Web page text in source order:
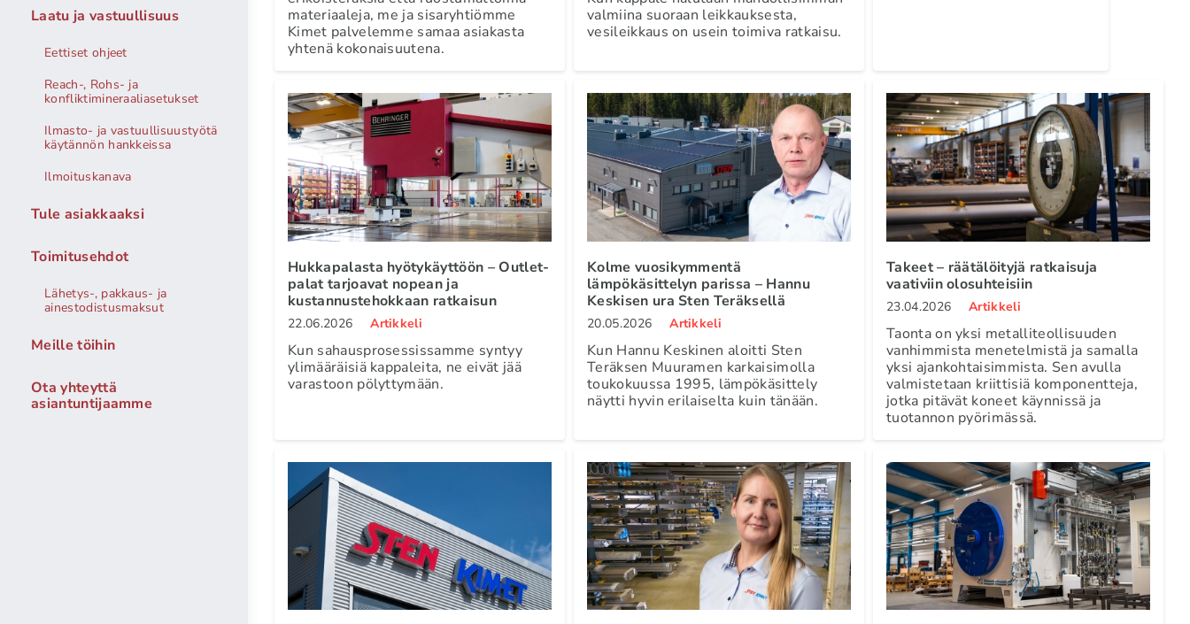
Laatu ja vastuullisuus
Eettiset ohjeet
Reach-, Rohs- ja
konfliktimineraaliasetukset
Ilmasto- ja vastuullisuustyötä
käytännön hankkeissa
Ilmoituskanava
Tule asiakkaaksi
Toimitusehdot
Lähetys-, pakkaus- ja
ainestodistusmaksut
Meille töihin
Ota yhteyttä
asiantuntijaamme
materiaaleja, me ja sisaryhtiömme
Kimet palvelemme samaa asiakasta
yhtenä kokonaisuutena.
valmiina suoraan leikkauksesta,
vesileikkaus on usein toimiva ratkaisu.
Hukkapalasta hyötykäyttöön – Outlet-
palat tarjoavat nopean ja
kustannustehokkaan ratkaisun
22.06.2026 Artikkeli
Kun sahausprosessissamme syntyy
ylimääräisiä kappaleita, ne eivät jää
varastoon pölyttymään.
Kolme vuosikymmentä
lämpökäsittelyn parissa – Hannu
Keskisen ura Sten Teräksellä
20.05.2026 Artikkeli
Kun Hannu Keskinen aloitti Sten
Teräksen Muuramen karkaisimolla
toukokuussa 1995, lämpökäsittely
näytti hyvin erilaiselta kuin tänään.
Takeet – räätälöityjä ratkaisuja
vaativiin olosuhteisiin
23.04.2026 Artikkeli
Taonta on yksi metalliteollisuuden
vanhimmista menetelmistä ja samalla
yksi ajankohtaisimmista. Sen avulla
valmistetaan kriittisiä komponentteja,
jotka pitävät koneet käynnissä ja
tuotannon pyörimässä.